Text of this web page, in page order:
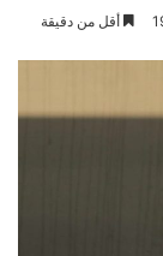
أقل من دقيقة